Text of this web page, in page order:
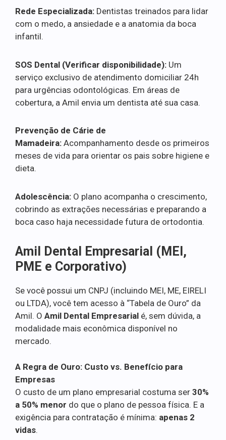
Rede Especializada: Dentistas treinados para lidar
com o medo, a ansiedade e a anatomia da boca
infantil.
SOS Dental (Verificar disponibilidade): Um
serviço exclusivo de atendimento domiciliar 24h
para urgências odontológicas. Em áreas de
cobertura, a Amil envia um dentista até sua casa.
Prevenção de Cárie de
Mamadeira: Acompanhamento desde os primeiros
meses de vida para orientar os pais sobre higiene e
dieta.
Adolescência: O plano acompanha o crescimento,
cobrindo as extrações necessárias e preparando a
boca caso haja necessidade futura de ortodontia.
Amil Dental Empresarial (MEI,
PME e Corporativo)
Se você possui um CNPJ (incluindo MEI, ME, EIRELI
ou LTDA), você tem acesso à “Tabela de Ouro” da
Amil. O Amil Dental Empresarial é, sem dúvida, a
modalidade mais econômica disponível no
mercado.
A Regra de Ouro: Custo vs. Benefício para
Empresas
O custo de um plano empresarial costuma ser 30%
a 50% menor do que o plano de pessoa física. E a
exigência para contratação é mínima: apenas 2
vidas.